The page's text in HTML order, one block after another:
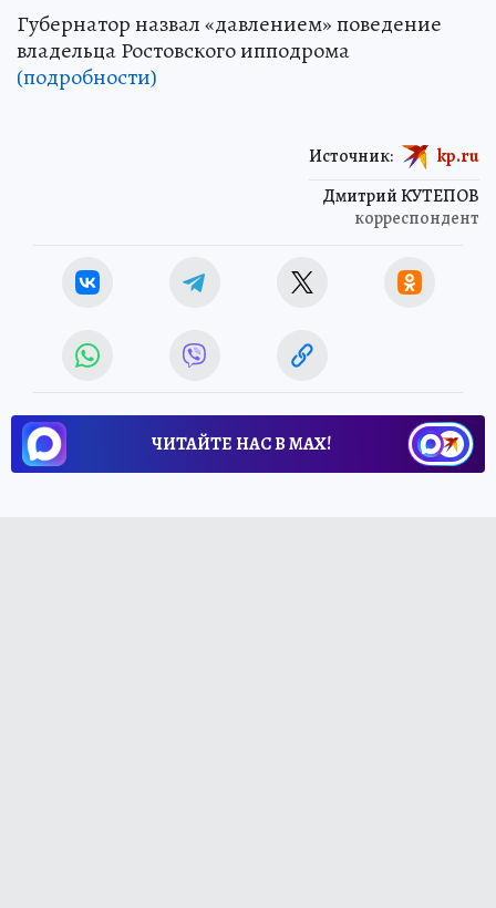
Губернатор назвал «давлением» поведение
владельца Ростовского ипподрома
(подробности)
Дмитрий КУТЕПОВ
корреспондент
Источник: kp.ru
ЧИТАЙТЕ НАС В МАХ!